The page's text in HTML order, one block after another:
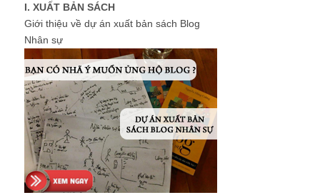
I. XUẤT BẢN SÁCH
Giới thiệu về dự án xuất bản sách Blog
Nhân sự